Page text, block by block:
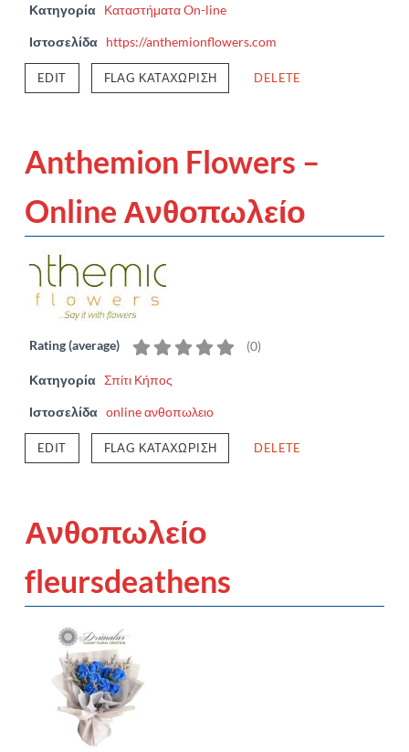
Κατηγορία Καταστήματα On-line
Ιστοσελίδα https://anthemionflowers.com
EDIT FLAG ΚΑΤΑΧΏΡΙΣΗ DELETE
Anthemion Flowers –
Online Ανθοπωλείο
Rating (average) (0)
Κατηγορία Σπίτι Κήπος
Ιστοσελίδα online ανθοπωλειο
EDIT FLAG ΚΑΤΑΧΏΡΙΣΗ DELETE
Ανθοπωλείο
fleursdeathens